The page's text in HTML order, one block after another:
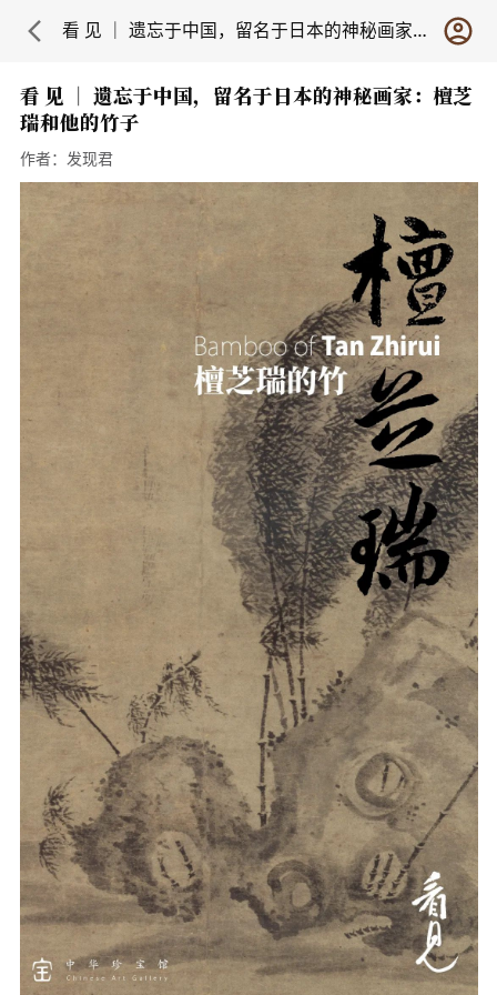
看 见 ｜ 遗忘于中国，留名于日本的神秘画家：檀芝瑞和他的竹子
看 见 ｜ 遗忘于中国，留名于日本的神秘画家：檀芝
瑞和他的竹子
作者： 发现君